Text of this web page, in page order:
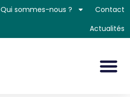
Qui sommes-nous ?
Contact
Actualités